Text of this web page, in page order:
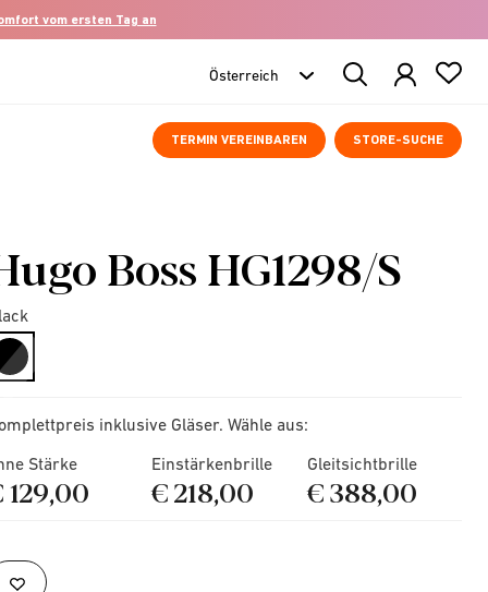
vom ersten Tag an
Search
Products
TERMIN VEREINBAREN STORE-SUCHE
Boss HG1298/S
selected
inklusive Gläser. Wähle aus:
Stärke
129,00
Einstärkenbrille
€ 218,00
Gleitsichtbrille
€ 388,00